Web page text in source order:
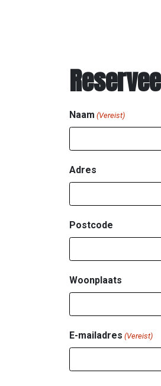
Naam (Vereist)
Adres
Postcode
Woonplaats
E-mailadres (Vereist)